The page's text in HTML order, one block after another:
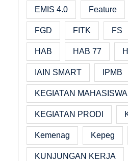
EMIS 4.0 Feature
FGD FITK FS
HAB HAB 77
IAIN SMART IPMB
KEGIATAN MAHASISWA
KEGIATAN PRODI
Kemenag Kepeg
KUNJUNGAN KERJA